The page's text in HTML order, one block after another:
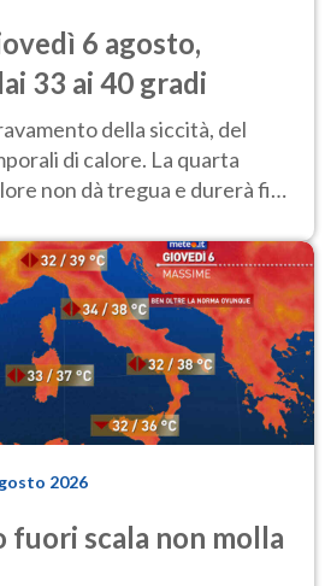
6 agosto,
33 ai 40 gradi
della siccità, del
di calore. La quarta
non dà tregua e durerà fino
2026
fuori scala non molla